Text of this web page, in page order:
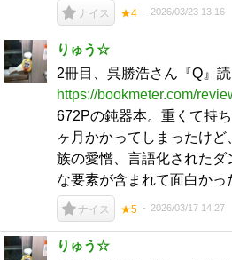
ナイス ★4 2026/03/23 13:16
りゅう☆
2冊目、呉勝浩さん『Q
https://bookmeter.com/
672Pの鈍器本。重くて持
ヶ月かかってしまったけ
族の愛憎、言語化されたダ
な要素が含まれて面白かっ
ナイス ★5 2026/03/17 14:27
りゅう☆